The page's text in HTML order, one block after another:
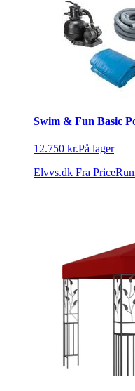
Swim & Fun Basic
12.750 kr.På lager
Elvvs.dk Fra